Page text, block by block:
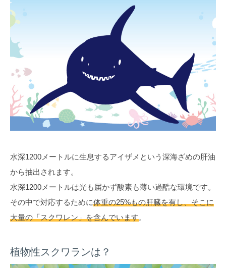
水深1200メートルに生息するアイザメという深海ざめの肝油
から抽出されます。
水深1200メートルは光も届かず酸素も薄い過酷な環境です。
その中で対応するために体重の25%もの肝臓を有し、そこに
大量の「スクワレン」を含んでいます。
植物性スクワランは？